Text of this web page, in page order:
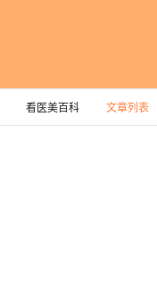
看医美百科 文章列表